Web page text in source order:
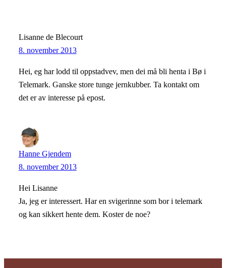
Lisanne de Blecourt
8. november 2013
Hei, eg har lodd til oppstadvev, men dei må bli henta i Bø i
Telemark. Ganske store tunge jernkubber. Ta kontakt om
det er av interesse på epost.
Hanne Gjendem
8. november 2013
Hei Lisanne
Ja, jeg er interessert. Har en svigerinne som bor i telemark
og kan sikkert hente dem. Koster de noe?